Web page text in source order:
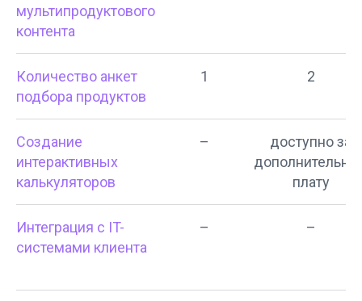
мультипродуктового
контента
Количество анкет
подбора продуктов
1 2
Создание
интерактивных
калькуляторов
–
доступно за
плату
Интеграция с IT-
системами клиента
– –